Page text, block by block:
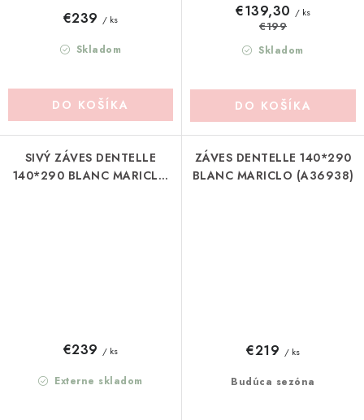
Skladom
€239 / ks
DO KOŠÍKA
Skladom
€139,30 / ks
€199
DO KOŠÍKA
SIVÝ ZÁVES DENTELLE
140*290 BLANC MARICLO
Externe skladom
€239 / ks
ZÁVES DENTELLE 140*290
BLANC MARICLO (A36938)
Budúca sezóna
€219 / ks